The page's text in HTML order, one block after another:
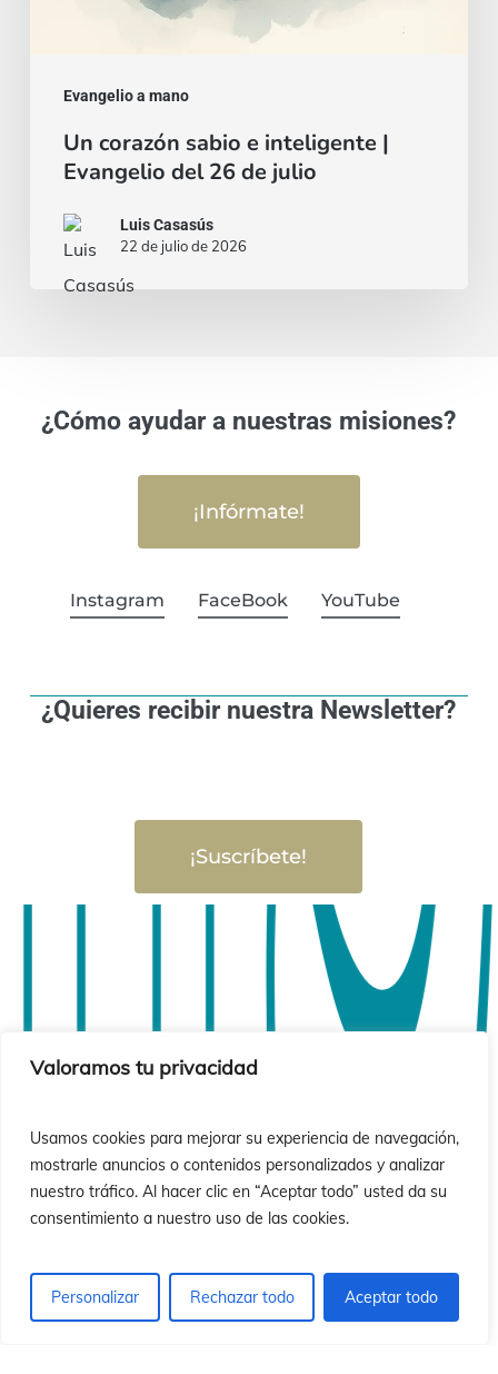
Valoramos tu privacidad
Usamos cookies para mejorar su experiencia de navegación,
mostrarle anuncios o contenidos personalizados y analizar
nuestro tráfico. Al hacer clic en “Aceptar todo” usted da su
consentimiento a nuestro uso de las cookies.
Personalizar Rechazar todo Aceptar todo
Evangelio a mano
Un corazón sabio e inteligente |
Evangelio del 26 de julio
Luis Casasús
22 de julio de 2026
¿Cómo ayudar a nuestras misiones?
¡Infórmate!
Instagram FaceBook YouTube
¿Quieres recibir nuestra Newsletter?
¡Suscríbete!